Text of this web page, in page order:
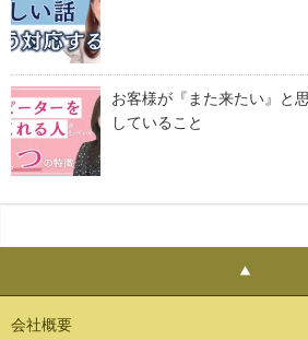
お客様が『また来たい』と
していること
会社概要